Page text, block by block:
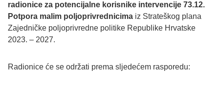
radionice za potencijalne korisnike intervencije 73.12.
Potpora malim poljoprivrednicima iz Strateškog plana
Zajedničke poljoprivredne politike Republike Hrvatske
2023. – 2027.
Radionice će se održati prema sljedećem rasporedu: